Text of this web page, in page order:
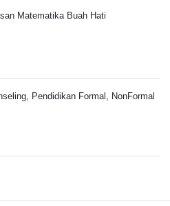
Matematika Buah Hati
Pendidikan Formal, NonFormal